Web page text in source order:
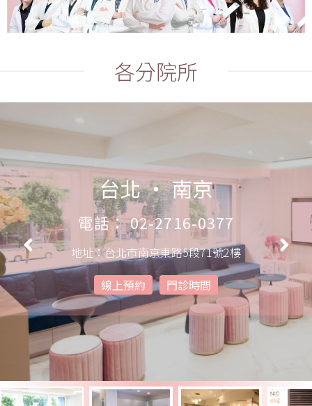
各分院所
台北 ‧ 南京
電話： 02-2716-0377
地址：台北市南京東路5段71號2樓
線上預約
門診時間